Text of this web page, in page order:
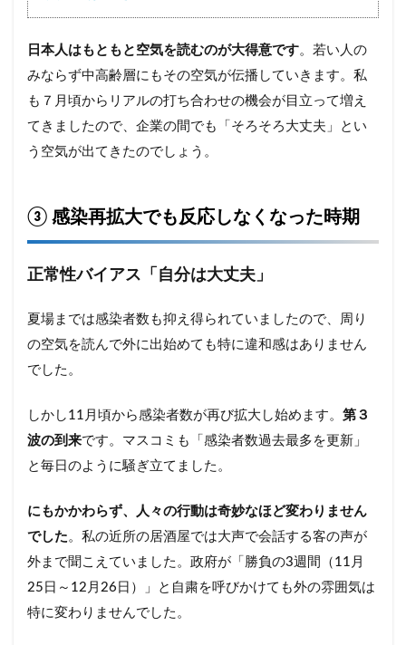
日本人はもともと空気を読むのが大得意です。若い人の
みならず中高齢層にもその空気が伝播していきます。私
も７月頃からリアルの打ち合わせの機会が目立って増え
てきましたので、企業の間でも「そろそろ大丈夫」とい
う空気が出てきたのでしょう。
③ 感染再拡大でも反応しなくなった時期
正常性バイアス「自分は大丈夫」
夏場までは感染者数も抑え得られていましたので、周り
の空気を読んで外に出始めても特に違和感はありません
でした。
しかし11月頃から感染者数が再び拡大し始めます。 第３
波の到来です。マスコミも「感染者数過去最多を更新」
と毎日のように騒ぎ立てました。
にもかかわらず、人々の行動は奇妙なほど変わりません
でした 。私の近所の居酒屋では大声で会話する客の声が
外まで聞こえていました。政府が「勝負の3週間（11月
25日～12月26日）」と自粛を呼びかけても外の雰囲気は
特に変わりませんでした。